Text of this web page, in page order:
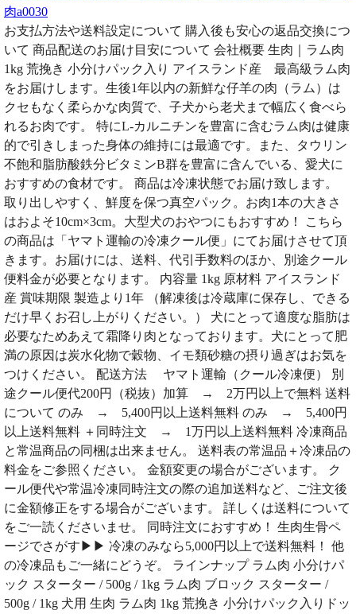
肉a0030
お支払方法や送料設定について 購入後も安心の返品交換につ
いて 商品配送のお届け目安について 会社概要 生肉｜ラム肉
1kg 荒挽き 小分けパック入り アイスランド産 最高級ラム肉
をお届けします。生後1年以内の新鮮な仔羊の肉（ラム）は
クセもなく柔らかな肉質で、子犬から老犬まで幅広く食べら
れるお肉です。 特にL-カルニチンを豊富に含むラム肉は健康
的で引きしまった身体の維持には最適です。また、タウリン
不飽和脂肪酸鉄分ビタミンB群を豊富に含んでいる、愛犬に
おすすめの食材です。 商品は冷凍状態でお届け致します。
取り出しやすく、鮮度を保つ真空パック。お肉1本の大きさ
はおよそ10cm×3cm。大型犬のおやつにもおすすめ！ こちら
の商品は「ヤマト運輸の冷凍クール便」にてお届けさせて頂
きます。お届けには、送料、代引手数料のほか、別途クール
便料金が必要となります。 内容量 1kg 原材料 アイスランド
産 賞味期限 製造より1年 （解凍後は冷蔵庫に保存し、できる
だけ早くお召し上がりください。） 犬にとって適度な脂肪は
必要なためあえて霜降り肉となっております。犬にとって肥
満の原因は炭水化物で穀物、イモ類砂糖の摂り過ぎはお気を
つけください。 配送方法 ヤマト運輸（クール冷凍便） 別
途クール便代200円（税抜）加算 → 2万円以上で無料 送料
について のみ → 5,400円以上送料無料 のみ → 5,400円
以上送料無料 ＋同時注文 → 1万円以上送料無料 冷凍商品
と常温商品の同梱は出来ません。 送料表の常温品＋冷凍品の
料金をご参照ください。 金額変更の場合がございます。 ク
ール便代や常温冷凍同時注文の際の追加送料など、ご注文後
に金額修正をする場合がございます。 詳しくは送料について
をご一読くださいませ。 同時注文におすすめ！ 生肉生骨ペ
ージでさがす▶▶ 冷凍のみなら5,000円以上で送料無料！ 他
の冷凍品もご一緒にどうぞ。 ラインナップ ラム肉 小分けパ
ック スターター / 500g / 1kg ラム肉 ブロック スターター /
500g / 1kg 犬用 生肉 ラム肉 1kg 荒挽き 小分けパック入りドッ